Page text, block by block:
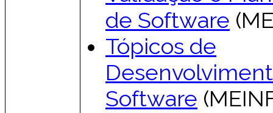
de Software
Tópicos de
Software